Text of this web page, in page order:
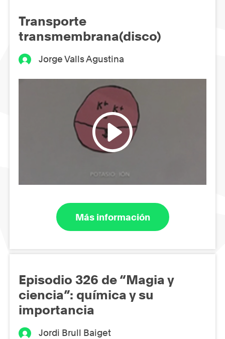
Transporte
transmembrana(disco)
Jorge Valls Agustina
Más información
Episodio 326 de “Magia y
ciencia”: química y su
importancia
Jordi Brull Baiget